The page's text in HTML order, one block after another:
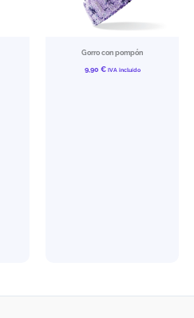
Gorro con pompón
9,90 € IVA incluído